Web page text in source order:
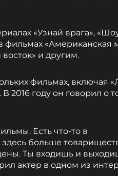
«Узнай врага»,
«Американская
и другим.
фильмах, включая
2016 году он говорил о
Есть что-то в
больше
Ты входишь и
актер в одном из